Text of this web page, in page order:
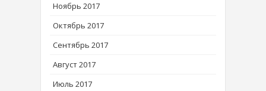
Ноябрь 2017
Октябрь 2017
Сентябрь 2017
Август 2017
Июль 2017